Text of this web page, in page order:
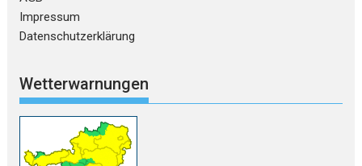
Impressum
Datenschutzerklärung
Wetterwarnungen